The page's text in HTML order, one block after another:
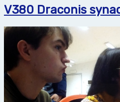
V380 Draconis